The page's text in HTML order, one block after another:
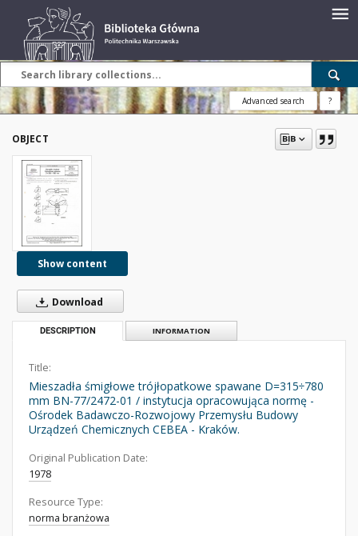
Advanced search ?
OBJECT
Show content
Download
DESCRIPTION INFORMATION
Title:
Mieszadła śmigłowe trójłopatkowe spawane D=315÷780
mm BN-77/2472-01 / instytucja opracowująca normę -
Ośrodek Badawczo-Rozwojowy Przemysłu Budowy
Urządzeń Chemicznych CEBEA - Kraków.
Original Publication Date:
1978
Resource Type:
norma branżowa